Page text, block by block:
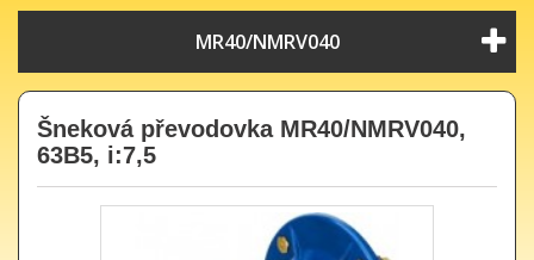
MR40/NMRV040
Šneková převodovka MR40/NMRV040,
63B5, i:7,5